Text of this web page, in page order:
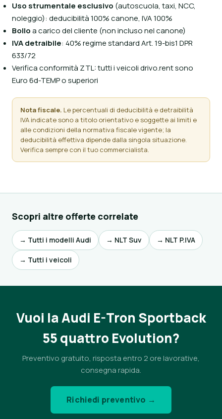
Uso strumentale esclusivo (autoscuola, taxi, NCC,
noleggio): deducibilità 100% canone, IVA 100%
Bolloa carico del cliente (non incluso nel canone)
IVA detraibile: 40% regime standard Art. 19-bis1 DPR
633/72
Verifica conformità ZTL: tutti i veicoli drivo.rent sono
Euro 6d-TEMP o superiori
Nota fiscale. Le percentuali di deducibilità e detraibilità
IVA indicate sono a titolo orientativo e soggette ai limiti e
alle condizioni della normativa fiscale vigente; la
deducibilità effettiva dipende dalla singola situazione.
Verifica sempre con il tuo commercialista.
Scopri altre offerte correlate
→ Tutti i modelli Audi → NLT Suv → NLT P.IVA
→ Tutti i veicoli
Vuoi la Audi E-Tron Sportback
55 quattro Evolution?
Preventivo gratuito, risposta entro 2 ore lavorative,
consegna rapida.
Richiedi preventivo →